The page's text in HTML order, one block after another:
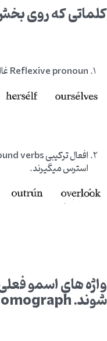
کلماتی که روی
Reflexive pronoun غالبا روی بخش دوم استرس دارند.
استرس میگیرند.
واژه های اسمو
شوند.